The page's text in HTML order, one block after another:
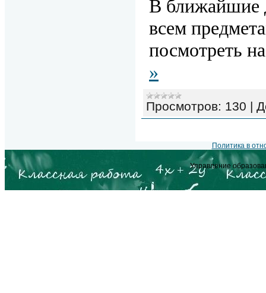
В ближайшие
всем
посмотреть
»
Просмотров: 130 |
Политика в
Управление